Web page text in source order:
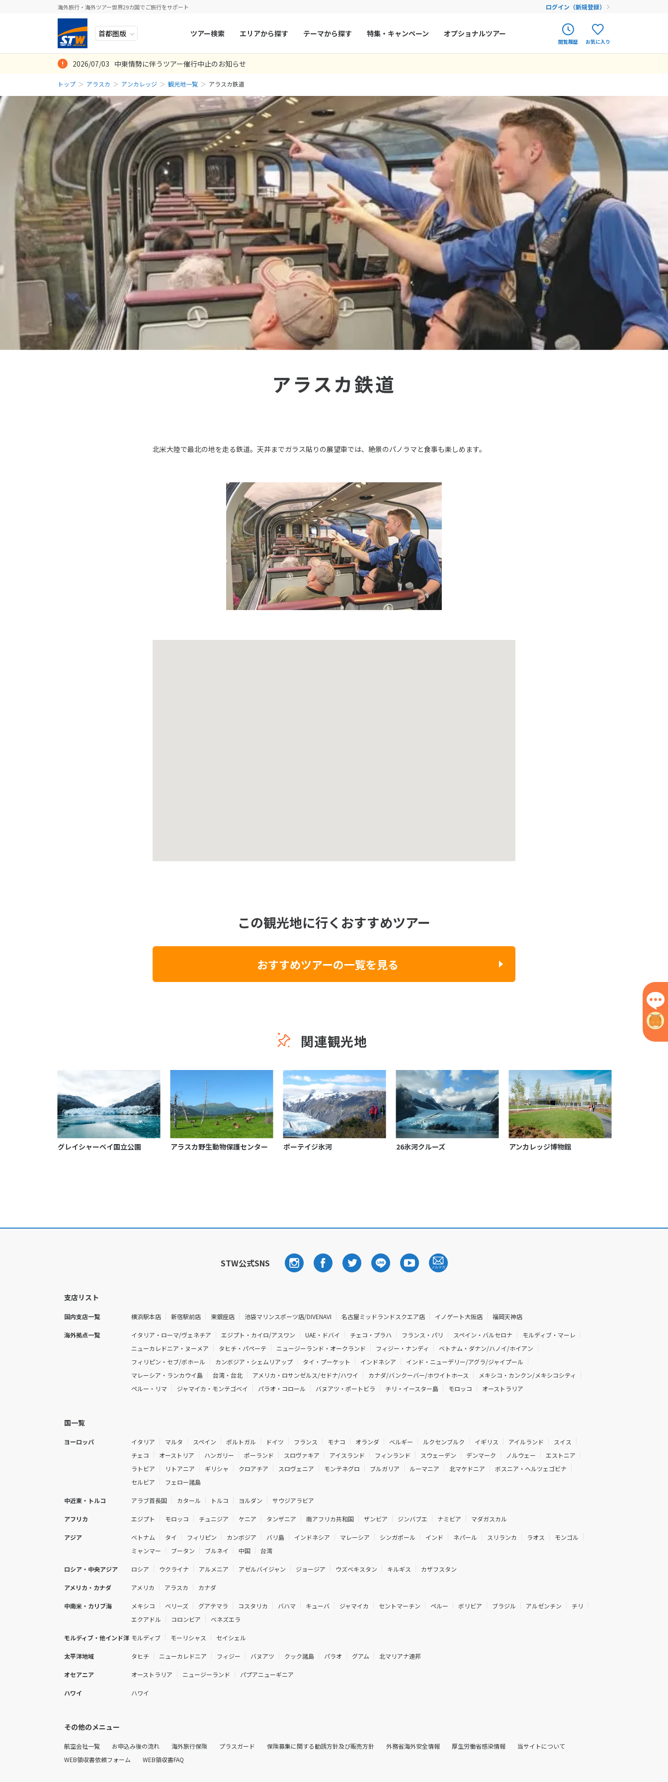
海外旅行・海外ツアー世界29カ国でご旅行をサポート ログイン（新規登録）
ツアー検索 エリアから探す
ヨーロッパ
中近東・トルコ
アフリカ
アジア
ロシア・中央アジア
アメリカ・カナダ
中南米・カリブ海
モルディブ・他インド洋
太平洋地域
オセアニア
ハワイ
イタリア
ドイツ
ベルギー
ルクセンブルク イギリス
アイルランド
スイス
チェコ オーストリア
ハンガリー
ポーランド
スロヴァキア アイスランド
フィンランド
スウェーデン
デンマーク ノルウェー
エストニア
ラトビア
ギリシャ
クロアチア
スロヴェニア
モンテネグロ ブルガリア
ルーマニア
北マケドニア
ボスニア・ヘルツェゴビナ セルビア フェロー諸島
テーマから探す
人気のテーマ
お得な旅
誰と行く？
目的
秋旅
年末年始
特集・キャンペーン オプショナルツアー
閲覧履歴
まだ履歴がありません
お気に入り
まだ登録がありません
2026/07/03 中東情勢に伴うツアー催行中止のお知らせ
トップ アラスカ アンカレッジ 観光地一覧 アラスカ鉄道
アラスカ鉄道
北米大陸で最北の地を走る鉄道。天井までガラス貼りの展望車では、絶景のパノラマと食事も楽しめます。
この観光地に行くおすすめツアー
おすすめツアーの一覧を見る
関連観光地
グレイシャーベイ国立公園 アラスカ野生動物保護センター ポーテイジ氷河 26氷河クルーズ アンカレッジ博物館
STW公式SNS
支店リスト
国内支店一覧 横浜駅本店 新宿駅前店 東銀座店 池袋マリンスポーツ店/DIVENAVI 名古屋ミッドランドスクエア店 イノゲート大阪店 福岡天神店
海外拠点一覧 イタリア・ローマ/ヴェネチア エジプト・カイロ/アスワン UAE・ドバイ チェコ・プラハ フランス・パリ スペイン・バルセロナ
モルディブ・マーレ
ニューカレドニア・ヌーメア
タヒチ・パペーテ ニュージーランド・オークランド フィジー・ナンディ
ベトナム・ダナン/ハノイ/ホイアン
フィリピン・セブ/ボホール
カンボジア・シェムリアップ タイ・プーケット インドネシア
インド・ニューデリー/アグラ/ジャイプール
マレーシア・ランカウイ島
台湾・台北 アメリカ・ロサンゼルス/セドナ/ハワイ カナダ/バンクーバー/ホワイトホース
メキシコ・カンクン/メキシコシティ
ペルー・リマ
ジャマイカ・モンテゴベイ パラオ・コロール バヌアツ・ポートビラ チリ・イースター島 モロッコ オーストラリア
国一覧
ヨーロッパ イタリア マルタ スペイン ポルトガル ドイツ フランス モナコ オランダ ベルギー ルクセンブルク イギリス アイルランド
スイス
チェコ
オーストリア ハンガリー ポーランド スロヴァキア アイスランド フィンランド スウェーデン デンマーク ノルウェー
エストニア
ラトビア
リトアニア ギリシャ クロアチア スロヴェニア モンテネグロ ブルガリア ルーマニア 北マケドニア
ボスニア・ヘルツェゴビナ
セルビア
フェロー諸島
中近東・トルコ アラブ首長国 カタール トルコ ヨルダン サウジアラビア
アフリカ エジプト モロッコ チュニジア ケニア タンザニア 南アフリカ共和国 ザンビア ジンバブエ ナミビア マダガスカル
アジア ベトナム タイ フィリピン カンボジア バリ島 インドネシア マレーシア シンガポール インド ネパール スリランカ ラオス
モンゴル
ミャンマー
ブータン ブルネイ 中国 台湾
ロシア・中央アジア ロシア ウクライナ アルメニア アゼルバイジャン ジョージア ウズベキスタン キルギス カザフスタン
アメリカ・カナダ アメリカ アラスカ カナダ
中南米・カリブ海 メキシコ ベリーズ グアテマラ コスタリカ バハマ キューバ ジャマイカ セントマーチン ペルー ボリビア ブラジル アルゼンチン
チリ
エクアドル
コロンビア ベネズエラ
モルディブ・他インド洋 モルディブ モーリシャス セイシェル
太平洋地域 タヒチ ニューカレドニア フィジー バヌアツ クック諸島 パラオ グアム 北マリアナ連邦
オセアニア オーストラリア ニュージーランド パプアニューギニア
ハワイ ハワイ
その他のメニュー
航空会社一覧 お申込み後の流れ 海外旅行保険 プラスガード 保険募集に関する勧誘方針及び販売方針 外務省海外安全情報 厚生労働省感染情報
当サイトについて
WEB領収書依頼フォーム
WEB領収書FAQ